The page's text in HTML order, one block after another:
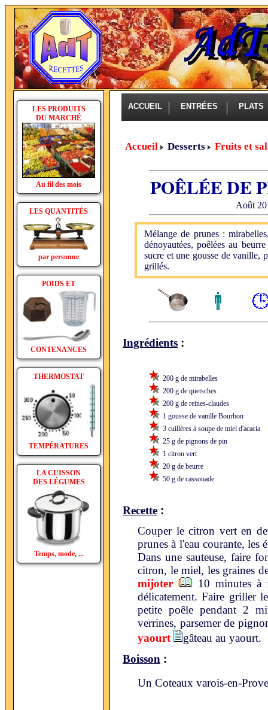
LES PRODUITS
DU MARCHÉ
Au fil des mois
LES QUANTITÉS
par personne
POIDS ET
CONTENANCES
THERMOSTAT
TEMPÉRATURES
LA CUISSON
DES LÉGUMES
Temps, mode, ...
ACCUEIL ENTRÉES PLATS
Accueil Desserts Fruits et
POÊLÉE DE
Août
Mélange de prunes :
dénoyautées, poêlées au
sucre et une gousse de vanille,
grillés.
Ingrédients :
200 g de mirabelles
200 g de quetsches
200 g de reines-claudes
1 gousse de vanille Bourbon
3 cuillères à soupe de miel d'acacia
25 g de pignons de pin
1 citron vert
20 g de beurre
50 g de cassonade
Recette :
Couper le citron vert en
prunes à l'eau courante, les
Dans une sauteuse, faire
citron, le miel, les graines
mijoter
10 minutes à
délicatement. Faire griller
petite poêle pendant 2
verrines, parsemer de
yaourt
gâteau au yaourt.
Boisson :
Un Coteaux varois-en-